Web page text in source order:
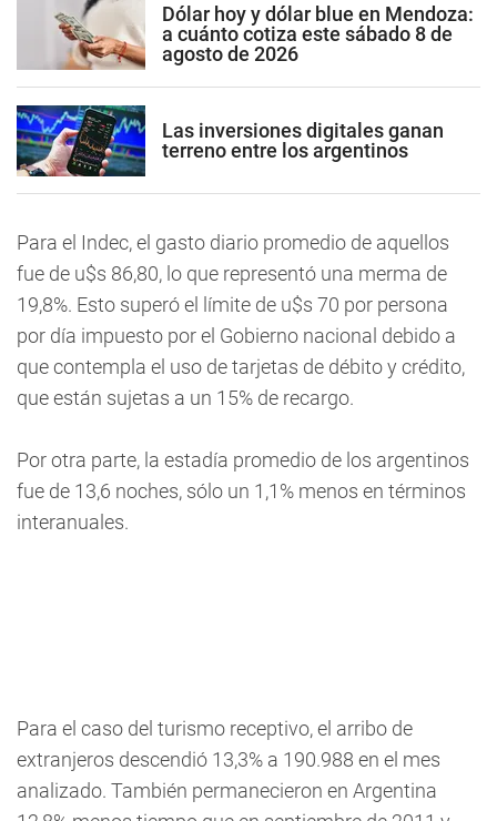
Dólar hoy y dólar blue en Mendoza:
a cuánto cotiza este sábado 8 de
agosto de 2026
Las inversiones digitales ganan
terreno entre los argentinos
Para el Indec, el gasto diario promedio de aquellos
fue de u$s 86,80, lo que representó una merma de
19,8%. Esto superó el límite de u$s 70 por persona
por día impuesto por el Gobierno nacional debido a
que contempla el uso de tarjetas de débito y crédito,
que están sujetas a un 15% de recargo.
Por otra parte, la estadía promedio de los argentinos
fue de 13,6 noches, sólo un 1,1% menos en términos
interanuales.
Para el caso del turismo receptivo, el arribo de
extranjeros descendió 13,3% a 190.988 en el mes
analizado. También permanecieron en Argentina